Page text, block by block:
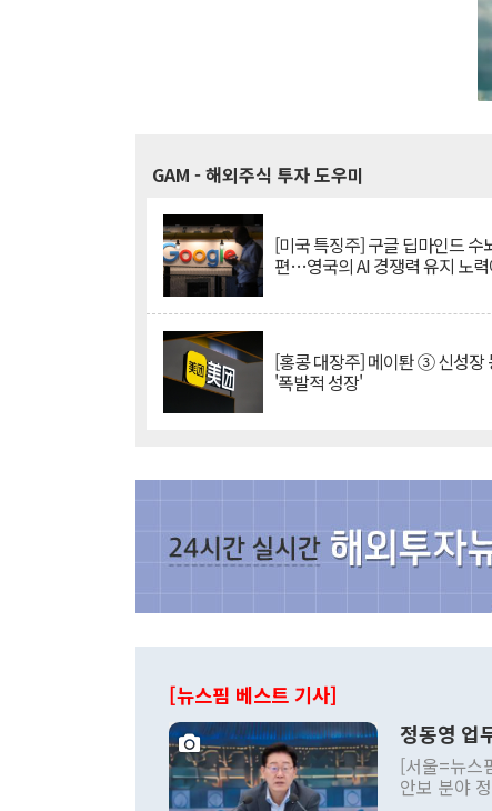
GAM - 해외주식 투자 도우미
[미국 특징주] 구글 딥마인드 수
편…영국의 AI 경쟁력 유지 노
[홍콩 대장주] 메이퇀 ③ 신성장
'폭발적 성장'
[뉴스핌 베스트 기사]
정동영 업
[서울=뉴스
안보 분야